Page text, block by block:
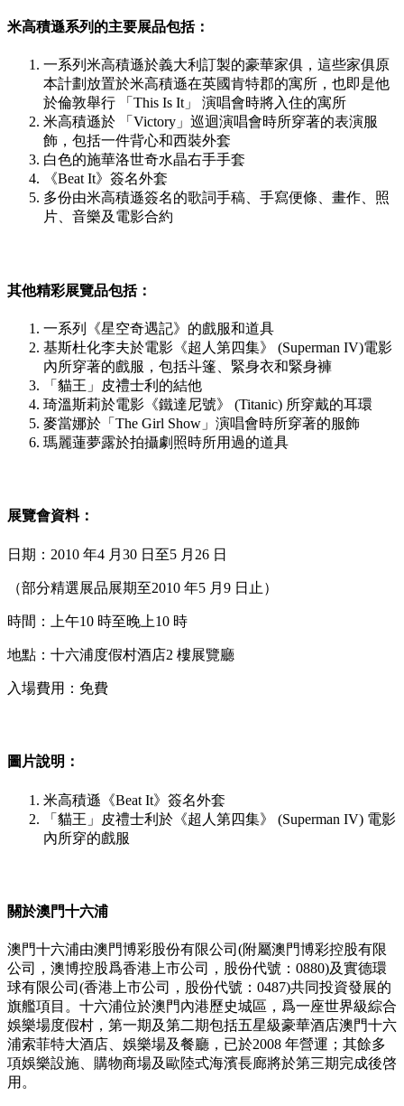
米高積遜系列的主要展品包括：
一系列米高積遜於義大利訂製的豪華家俱，這些家俱原
本計劃放置於米高積遜在英國肯特郡的寓所，也即是他
於倫敦舉行 「This Is It」 演唱會時將入住的寓所
米高積遜於 「Victory」巡迴演唱會時所穿著的表演服
飾，包括一件背心和西裝外套
白色的施華洛世奇水晶右手手套
《Beat It》簽名外套
多份由米高積遜簽名的歌詞手稿、手寫便條、畫作、照
片、音樂及電影合約
其他精彩展覽品包括：
一系列《星空奇遇記》的戲服和道具
基斯杜化李夫於電影《超人第四集》 (Superman IV)電影
內所穿著的戲服，包括斗篷、緊身衣和緊身褲
「貓王」皮禮士利的結他
琦溫斯莉於電影《鐵達尼號》 (Titanic) 所穿戴的耳環
麥當娜於「The Girl Show」演唱會時所穿著的服飾
瑪麗蓮夢露於拍攝劇照時所用過的道具
展覽會資料：
日期：2010 年4 月30 日至5 月26 日
（部分精選展品展期至2010 年5 月9 日止）
時間：上午10 時至晚上10 時
地點：十六浦度假村酒店2 樓展覽廳
入場費用：免費
圖片說明：
米高積遜《Beat It》簽名外套
「貓王」皮禮士利於《超人第四集》 (Superman IV) 電影
內所穿的戲服
關於澳門十六浦
澳門十六浦由澳門博彩股份有限公司(附屬澳門博彩控股有限
公司，澳博控股爲香港上市公司，股份代號：0880)及實德環
球有限公司(香港上市公司，股份代號：0487)共同投資發展的
旗艦項目。十六浦位於澳門內港歷史城區，爲一座世界級綜合
娛樂場度假村，第一期及第二期包括五星級豪華酒店澳門十六
浦索菲特大酒店、娛樂場及餐廳，已於2008 年營運；其餘多
項娛樂設施、購物商場及歐陸式海濱長廊將於第三期完成後啓
用。